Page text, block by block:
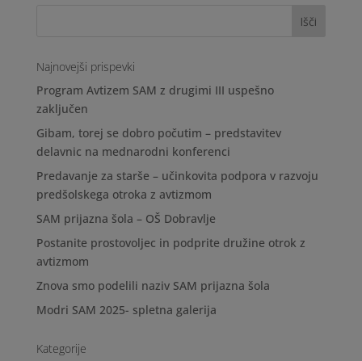
Najnovejši prispevki
Program Avtizem SAM z drugimi III uspešno
zaključen
Gibam, torej se dobro počutim – predstavitev
delavnic na mednarodni konferenci
Predavanje za starše – učinkovita podpora v razvoju
predšolskega otroka z avtizmom
SAM prijazna šola – OŠ Dobravlje
Postanite prostovoljec in podprite družine otrok z
avtizmom
Znova smo podelili naziv SAM prijazna šola
Modri SAM 2025- spletna galerija
Kategorije